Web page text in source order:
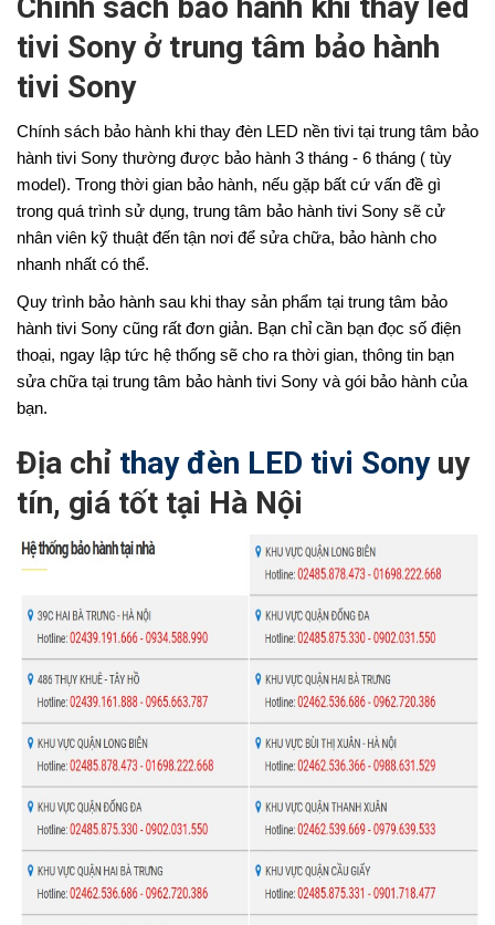
tivi Sony ở trung tâm bảo hành
tivi Sony
Chính sách bảo hành khi thay đèn LED nền tivi tại trung tâm bảo
hành tivi Sony thường được bảo hành 3 tháng - 6 tháng ( tùy
model). Trong thời gian bảo hành, nếu gặp bất cứ vấn đề gì
trong quá trình sử dụng, trung tâm bảo hành tivi Sony sẽ cử
nhân viên kỹ thuật đến tận nơi để sửa chữa, bảo hành cho
nhanh nhất có thể.
Quy trình bảo hành sau khi thay sản phẩm tại trung tâm bảo
hành tivi Sony cũng rất đơn giản. Bạn chỉ cần bạn đọc số điện
thoại, ngay lập tức hệ thống sẽ cho ra thời gian, thông tin bạn
sửa chữa tại trung tâm bảo hành tivi Sony và gói bảo hành của
bạn.
Địa chỉ thay đèn LED tivi Sonyuy
tín, giá tốt tại Hà Nội